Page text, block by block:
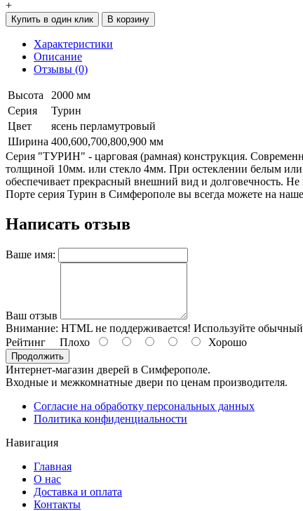
+
Купить в один клик В корзину
Характеристики
Описание
Отзывы (0)
Высота
2000 мм
Серия
Турин
Цвет
ясень перламутровый
Ширина 400,600,700,800,900 мм
Серия "ТУРИН" - царговая (рамная) конструкция.
толщиной 10мм. или стекло 4мм. При остеклении белым или
обеспечивает прекрасный внешний вид и долговечность.
Порте серия Турин в Симферополе вы всегда можете на
Написать отзыв
Ваше имя:
Ваш отзыв
Внимание: HTML не поддерживается! Используйте обычный
Рейтинг Плохо Хорошо
Продолжить
Интернет-магазин дверей в Симферополе.
Входные и межкомнатные двери по ценам производителя.
Согласие на обработку персональных данных
Политика конфиденциальности
Навигация
Главная
О нас
Доставка и оплата
Контакты